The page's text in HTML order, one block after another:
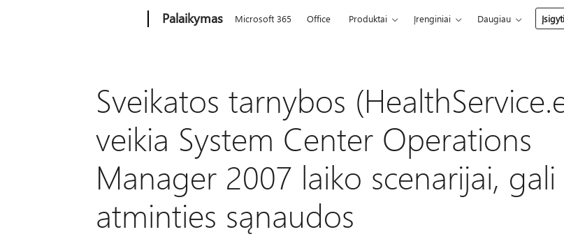
Palaikymas Microsoft 365 Office Produktai Įrenginiai Daugiau
Sveikatos tarnybos
veikia System Center Operations
Manager 2007 laiko scenarijai,
atminties sąnaudos